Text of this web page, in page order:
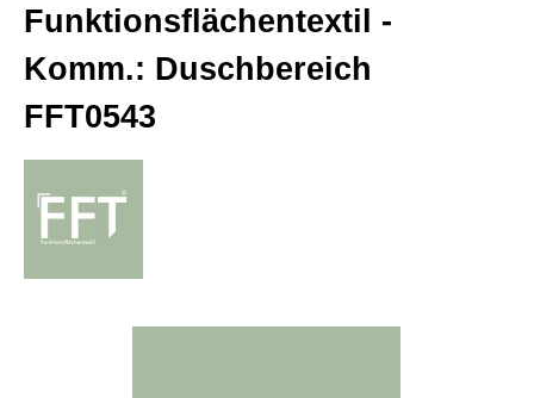
Funktionsflächentextil -
Komm.: Duschbereich
FFT0543